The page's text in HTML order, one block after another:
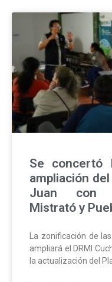
Se concertó
ampliación
Juan con
Mistrató y
La zonificación de
ampliará el DRMI
la actualización del